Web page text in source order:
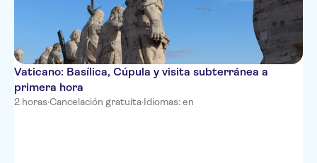
Small Luxury Inn Rome by The
Goodnight Company
ARISTON
The One Boutique Hotel & SPA
- Adults Only
Vaticano: Basílica, Cúpula y visita subterránea a
primera hora
2 horas·Cancelación gratuita·Idiomas: en